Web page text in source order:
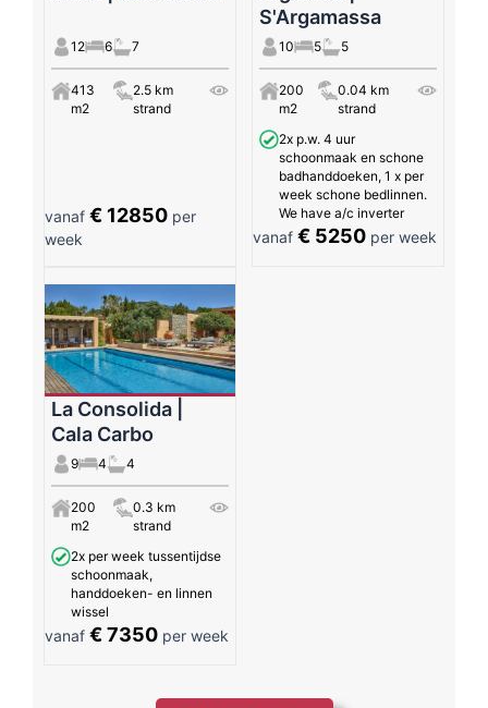
12 6 7
413
m2
2.5 km
strand
vanaf € 12850 per
week
S'Argamassa
10 5 5
200
m2
0.04 km
strand
2x p.w. 4 uur
schoonmaak en schone
badhanddoeken, 1 x per
week schone bedlinnen.
We have a/c inverter
vanaf€ 5250 per week
La Consolida |
Cala Carbo
9 4 4
200
m2
0.3 km
strand
2x per week tussentijdse
schoonmaak,
handdoeken- en linnen
wissel
vanaf € 7350 per week